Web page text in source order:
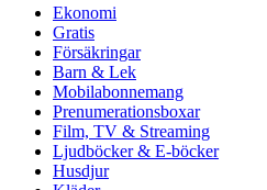
Ekonomi
Gratis
Försäkringar
Barn & Lek
Mobilabonnemang
Prenumerationsboxar
Film, TV & Streaming
Ljudböcker & E-böcker
Husdjur